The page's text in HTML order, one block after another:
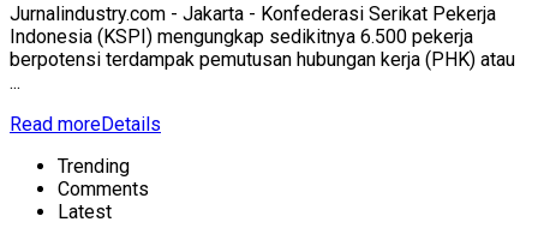
Jurnalindustry.com - Jakarta - Konfederasi Serikat Pekerja
Indonesia (KSPI) mengungkap sedikitnya 6.500 pekerja
berpotensi terdampak pemutusan hubungan kerja (PHK) atau
...
Read moreDetails
Trending
Comments
Latest